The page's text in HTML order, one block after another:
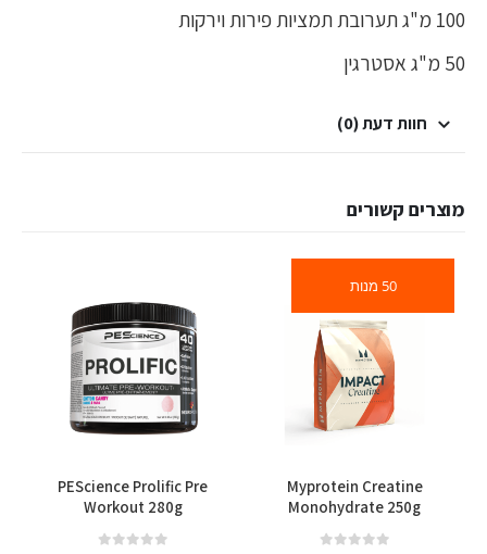
100 מ"ג תערובת תמציות פירות וירקות
50 מ"ג אסטרגין
חוות דעת (0)
מוצרים קשורים
50 מנות
Myprotein Creatine
Monohydrate 250g
PEScience Prolific Pre
Workout 280g